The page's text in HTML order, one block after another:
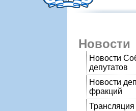
Новости
Новости
депутатов
Новости
фракций